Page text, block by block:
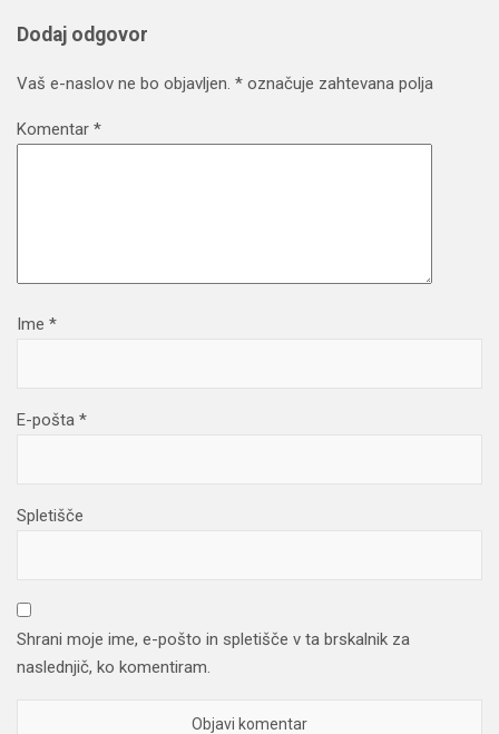
Dodaj odgovor
Vaš e-naslov ne bo objavljen. * označuje zahtevana polja
Komentar *
Ime *
E-pošta *
Spletišče
Shrani moje ime, e-pošto in spletišče v ta brskalnik za
naslednjič, ko komentiram.